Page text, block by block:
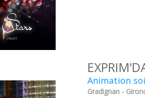
Animation
Gradignan -